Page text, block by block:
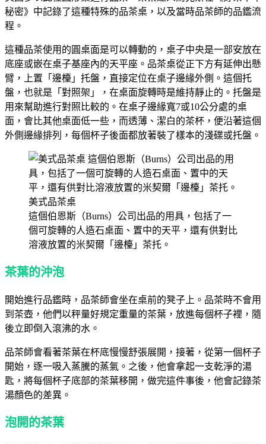
秘密》中記錄了這種特殊的品茶桌，以及當時品茶師的品鑑流
程。
這種品茶使用的圓桌面是可以轉動的，桌子中央是一部安放在
底座或嵌在桌子基座內的天平座。品茶桌從正下方有延伸出懸
臂，上置「邊檯」托盤，直接定位在桌子邊緣外側。這個托
盤，也就是「對照架」，在桌面旋轉時是維持靜止的。托盤是
用來幫助進行對照比較的。在桌子邊緣寬7或10公分處的桌
面，會比其他桌面低一些，而透薄、潔白的茶杯，便沿著這個
外側邊緣排列，每個杯子後面都放著裝了樣本的淺碟或托盤。
美式品茶桌
這個伯恩斯（Burns）公司出品的用具，包括了一
個可旋轉的人造石桌面、置中的天平，還有供對比
溶液放置的米契爾「邊檯」茶托。
茶葉的沖泡
開始進行品鑑時，品茶師會坐在桌前的凳子上。品茶時不會用
到茶壺，他們以秤量好規定重量的茶葉，放進每個杯子裡，隨
後立即倒入滾沸的水。
品茶師會看著茶葉在杯底慢慢舒張展開，接著，從第一個杯子
開始，逐一吸入蒸騰的蒸氣。之後，他會拿起一支乾淨的湯
匙，將每個杯子底部的茶葉移開，做完這件事後，他會記錄茶
湯顏色的差異。
泡開的茶葉